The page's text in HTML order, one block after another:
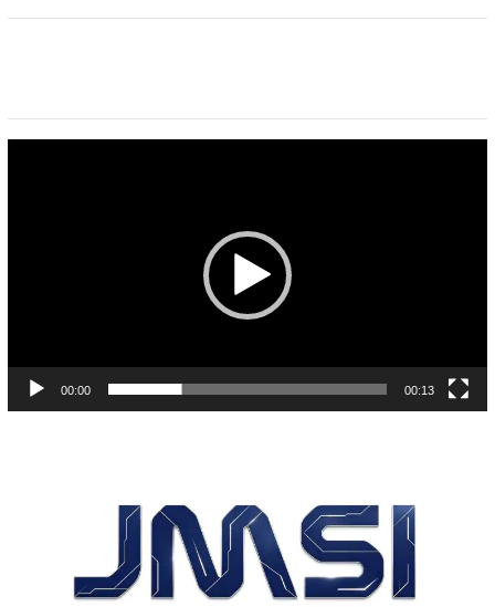
00:00 00:13